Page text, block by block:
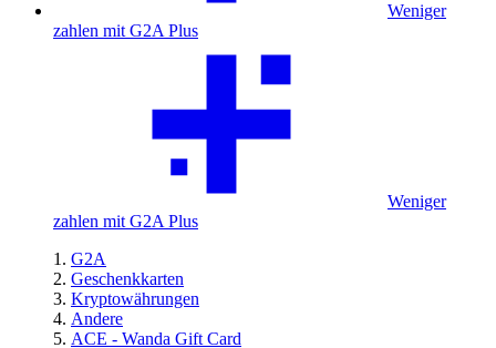
Weniger
zahlen mit G2A Plus
Weniger
zahlen mit G2A Plus
G2A
Geschenkkarten
Kryptowährungen
Andere
ACE - Wanda Gift Card